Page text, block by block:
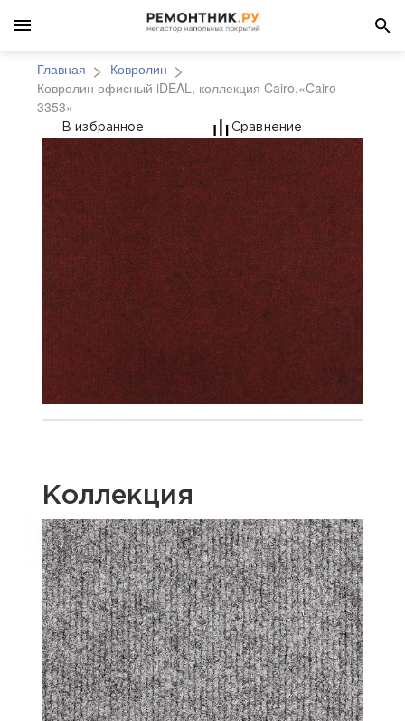
Главная
Ковролин
Ковролин офисный iDEAL, коллекция Cairo,«Cairo
3353»
Ковролин офисный
В избранное Сравнение
Коллекция